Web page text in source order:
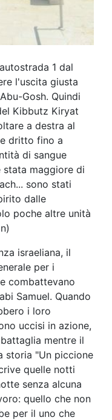
1 dal
l'uscita giusta
Gosh. Quindi
Kibbutz Kiryat
a destra al
dritto fino a
di sangue
stata maggiore di
sono stati
dalle
poche altre unità
israeliana, il
per i
combattevano
Samuel. Quando
i loro
uccisi in azione,
mentre il
storia "Un piccione
quelle notti
senza alcuna
quello che non
per il uno che